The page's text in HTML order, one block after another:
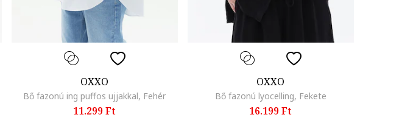
OXXO
Bő fazonú ing puffos ujjakkal, Fehér
11.299 Ft
OXXO
Bő fazonú lyocelling, Fekete
16.199 Ft